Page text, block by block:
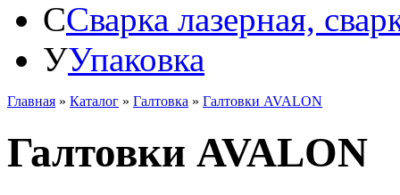
ССварка лазерная,
УУпаковка
Главная » Каталог » Галтовка » Галтовки AVALON
Галтовки AVALON